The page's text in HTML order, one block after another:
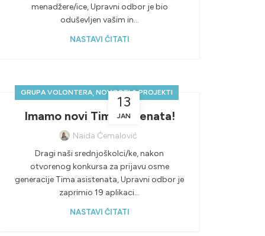
menadžere/ice, Upravni odbor je bio
oduševljen vašim in...
NASTAVI ČITATI
13
JAN
GRUPA VOLONTERA, NOVOSTI & PROJEKTI
Imamo novi Tim asistenata!
Naida Ćemalović
Dragi naši srednjoškolci/ke, nakon
otvorenog konkursa za prijavu osme
generacije Tima asistenata, Upravni odbor je
zaprimio 19 aplikaci...
NASTAVI ČITATI